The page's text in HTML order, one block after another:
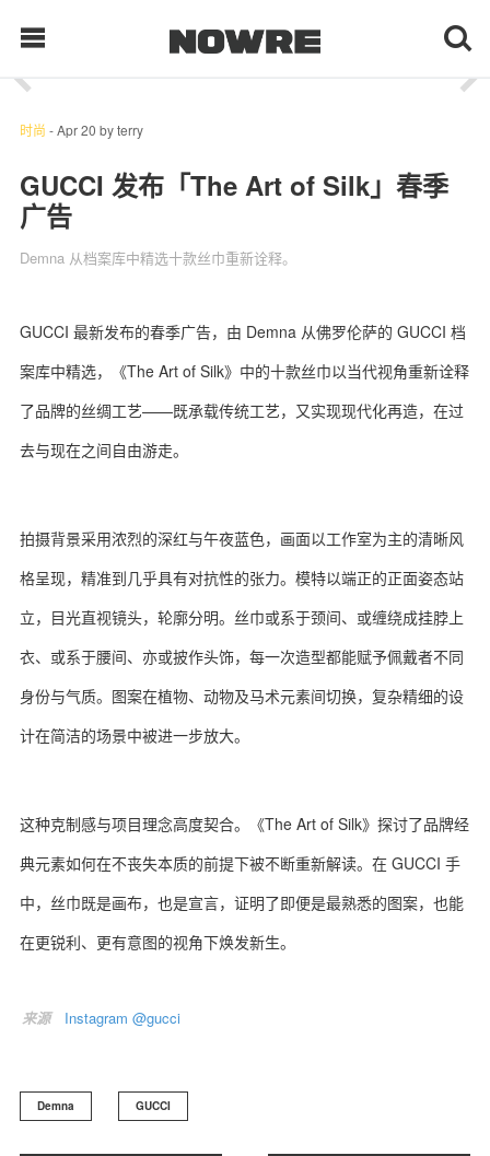
时 尚
球 鞋
生 活
关于我们 联系我们
/ 18
时尚 -Apr 20 byterry
GUCCI 发布「The Art of Silk」春季
广告
Demna 从档案库中精选十款丝巾重新诠释。
GUCCI 最新发布的春季广告，由 Demna 从佛罗伦萨的 GUCCI 档
案库中精选，《The Art of Silk》中的十款丝巾以当代视角重新诠释
了品牌的丝绸工艺——既承载传统工艺，又实现现代化再造，在过
去与现在之间自由游走。
拍摄背景采用浓烈的深红与午夜蓝色，画面以工作室为主的清晰风
格呈现，精准到几乎具有对抗性的张力。模特以端正的正面姿态站
立，目光直视镜头，轮廓分明。丝巾或系于颈间、或缠绕成挂脖上
衣、或系于腰间、亦或披作头饰，每一次造型都能赋予佩戴者不同
身份与气质。图案在植物、动物及马术元素间切换，复杂精细的设
计在简洁的场景中被进一步放大。
这种克制感与项目理念高度契合。《The Art of Silk》探讨了品牌经
典元素如何在不丧失本质的前提下被不断重新解读。在 GUCCI 手
中，丝巾既是画布，也是宣言，证明了即便是最熟悉的图案，也能
在更锐利、更有意图的视角下焕发新生。
来源 Instagram @gucci
Demna GUCCI